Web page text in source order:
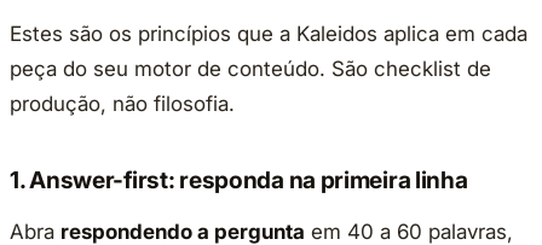
Estes são os princípios que a Kaleidos aplica em cada
peça do seu motor de conteúdo. São checklist de
produção, não filosofia.
1. Answer-first: responda na primeira linha
Abra respondendo a pergunta em 40 a 60 palavras,